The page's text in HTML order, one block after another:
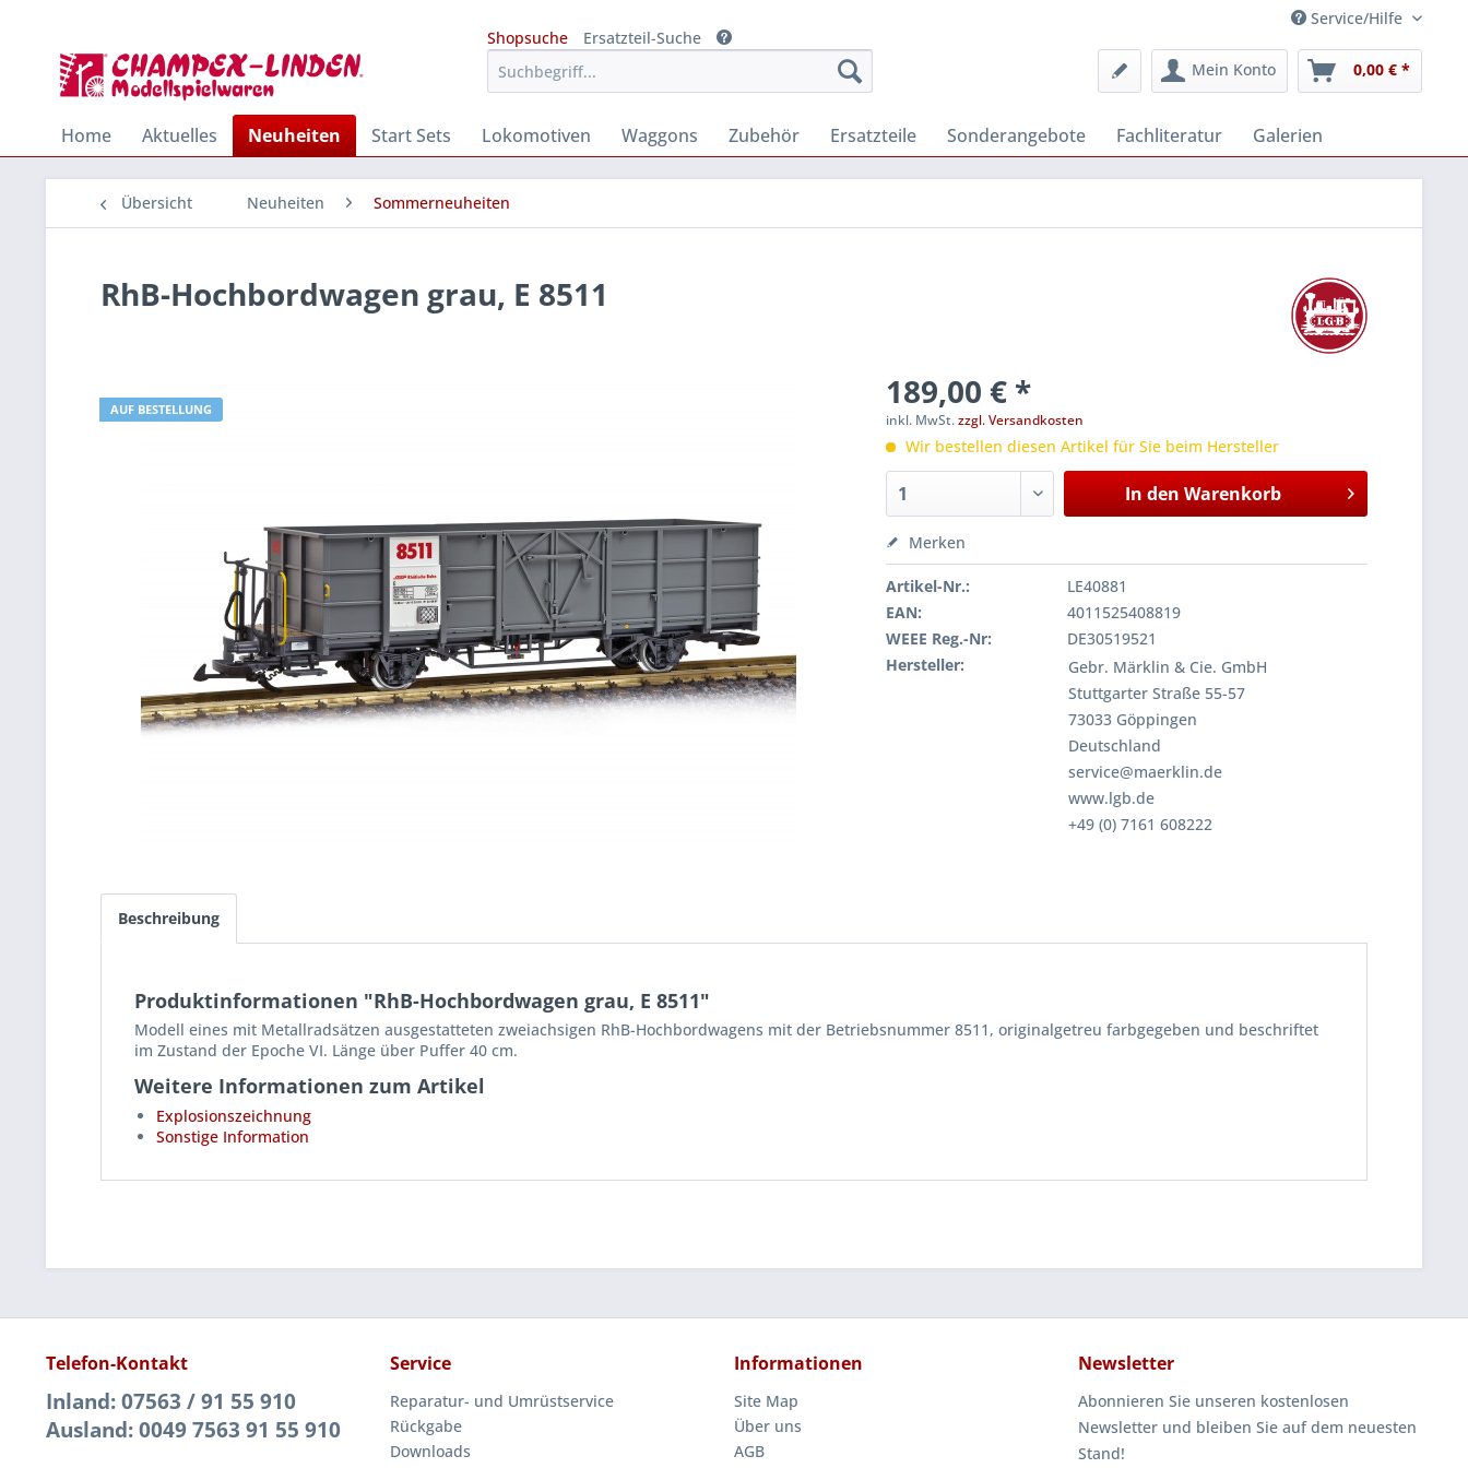
Service/Hilfe
Shopsuche
Ersatzteil-Suche
Mein Konto
0,00 € *
Home Aktuelles Neuheiten Start Sets Lokomotiven Waggons Zubehör Ersatzteile Sonderangebote Fachliteratur Galerien
Übersicht Neuheiten Sommerneuheiten
RhB-Hochbordwagen grau, E 8511
AUF BESTELLUNG 189,00 € *
inkl. MwSt.zzgl. Versandkosten
Wir bestellen diesen Artikel für Sie beim Hersteller
In den Warenkorb
Merken
Artikel-Nr.:
LE40881
EAN:
4011525408819
WEEE Reg.-Nr:
DE30519521
Hersteller:
Gebr. Märklin & Cie. GmbH
Stuttgarter Straße 55-57
73033 Göppingen
Deutschland
service@maerklin.de
www.lgb.de
+49 (0) 7161 608222
Beschreibung
Produktinformationen "RhB-Hochbordwagen grau, E 8511"
Modell eines mit Metallradsätzen ausgestatteten zweiachsigen RhB-Hochbordwagens mit der Betriebsnummer 8511, originalgetreu farbgegeben und beschriftet
im Zustand der Epoche VI. Länge über Puffer 40 cm.
Weitere Informationen zum Artikel
Explosionszeichnung
Sonstige Information
Telefon-Kontakt
Inland: 07563 / 91 55 910
Ausland: 0049 7563 91 55 910
Service
Reparatur- und Umrüstservice
Rückgabe
Downloads
Informationen
Site Map
Über uns
AGB
Newsletter
Abonnieren Sie unseren kostenlosen
Newsletter und bleiben Sie auf dem neuesten
Stand!